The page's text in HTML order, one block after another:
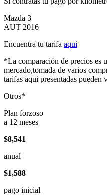
Mazda 3
AUT 2016
Encuentra tu tarifa aqui
*La comparación de precios es
mercado,tomada de varios
tarifas aqui presentadas pueden
Otros*
Plan forzoso
a 12 meses
$8,541
anual
$1,588
pago inicial